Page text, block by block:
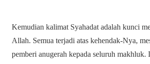
Kemudian kalimat Syahadat adalah kunci
Allah. Semua terjadi atas kehendak-Nya,
pemberi anugerah kepada seluruh